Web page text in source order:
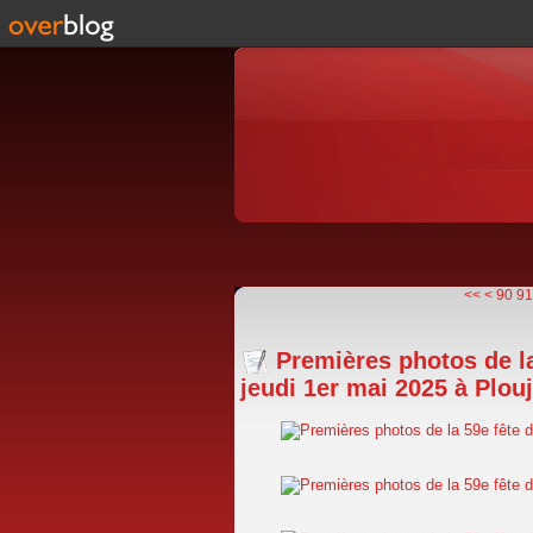
<< < 10
20
30
40
50
60
70
80
90 91
Premières photos de
jeudi 1er mai 2025 à